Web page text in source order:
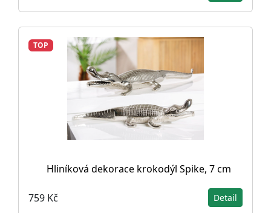
TOP
Hliníková dekorace krokodýl Spike, 7 cm
759 Kč Detail